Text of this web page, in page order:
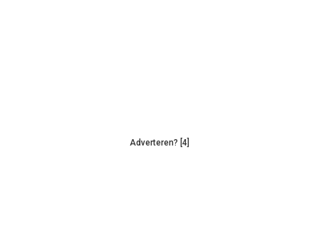
Adverteren? [4]